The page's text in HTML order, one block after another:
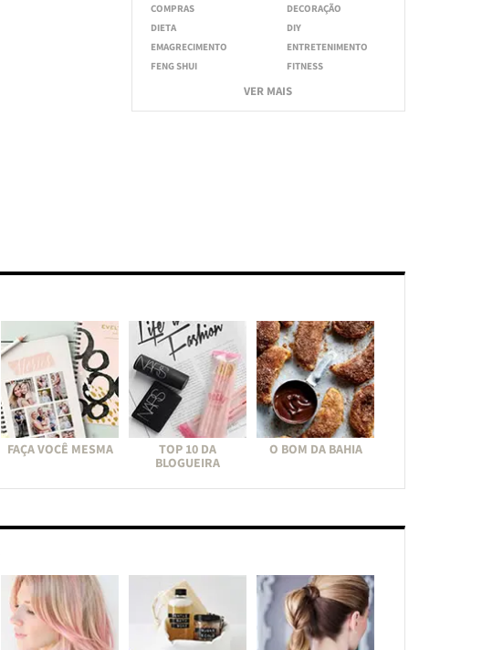
COMPRAS
DECORAÇÃO
DIETA
DIY
EMAGRECIMENTO
ENTRETENIMENTO
FENG SHUI
FITNESS
VER MAIS
FAÇA VOCÊ MESMA
TOP 10 DA
BLOGUEIRA
O BOM DA BAHIA